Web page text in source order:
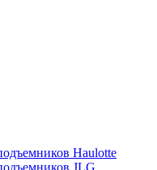
Haulotte